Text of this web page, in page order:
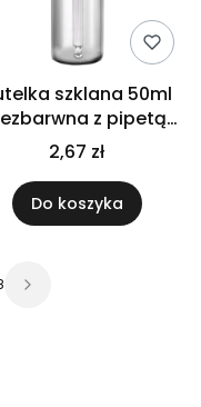
szklana 50ml
z pipetą
czarną
2,67 zł
Do koszyka